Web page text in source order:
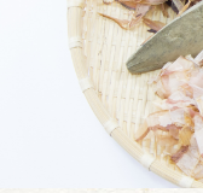
徳島屋のこだわり
テストキッチン